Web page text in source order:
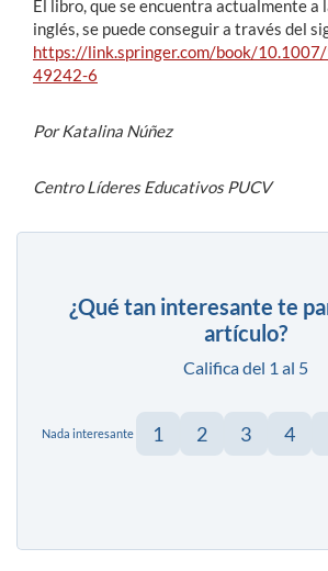
El libro, que se encuentra actualmente a
inglés, se puede conseguir a través del
https://link.springer.com/book/
49242-6
Por Katalina Núñez
Centro Líderes Educativos PUCV
¿Qué tan interesante te
artículo?
Califica del 1 al 5
Nada interesante 1 2 3 4